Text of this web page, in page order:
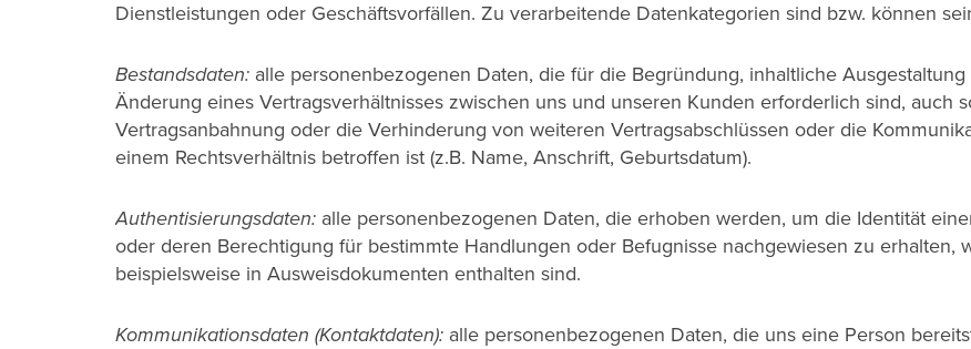
Dienstleistungen oder Geschäftsvorfällen. Zu verarbeitende Datenkategorien sind bzw. können
Bestandsdaten: alle personenbezogenen Daten, die für die Begründung, inhaltliche
Änderung eines Vertragsverhältnisses zwischen uns und unseren Kunden erforderlich sind, auch
Vertragsanbahnung oder die Verhinderung von weiteren Vertragsabschlüssen oder die
einem Rechtsverhältnis betroffen ist (z.B. Name, Anschrift, Geburtsdatum).
Authentisierungsdaten: alle personenbezogenen Daten, die erhoben werden, um die Identität
oder deren Berechtigung für bestimmte Handlungen oder Befugnisse nachgewiesen zu erhalten,
beispielsweise in Ausweisdokumenten enthalten sind.
Kommunikationsdaten (Kontaktdaten): alle personenbezogenen Daten, die uns eine Person